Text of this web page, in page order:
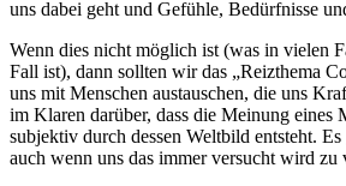
uns dabei geht und Gefühle, Bedürfnisse
Wenn dies nicht möglich ist (was in vielen
Fall ist), dann sollten wir das „Reizthema
uns mit Menschen austauschen, die uns
im Klaren darüber, dass die Meinung eines
subjektiv durch dessen Weltbild entsteht.
auch wenn uns das immer versucht wird zu